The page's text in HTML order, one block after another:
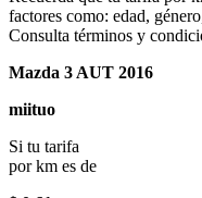
factores como: edad,
Consulta términos y
Mazda 3 AUT 2016
miituo
Si tu tarifa
por km es de